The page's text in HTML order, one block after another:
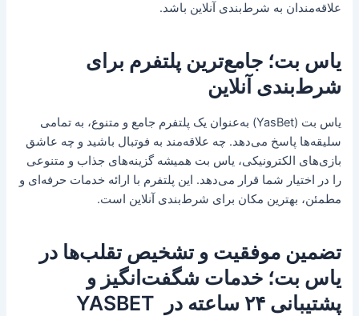
علاقه‌مندان به شرط‌بندی آنلاین باشد.
یاس بت؛ جامع‌ترین پلتفرم برای
شرط‌بندی آنلاین
یاس بت (YasBet) به‌عنوان یک پلتفرم جامع و متنوع، به تمامی
سلیقه‌ها پاسخ می‌دهد. چه علاقه‌مند به فوتبال باشید و چه عاشق
بازی‌های الکترونیکی، یاس بت همیشه گزینه‌های جذاب و متنوعی
را در اختیار شما قرار می‌دهد. این پلتفرم با ارائه خدمات حرفه‌ای و
مطمئن، بهترین مکان برای شرط‌بندی آنلاین است.
تضمین موفقیت و تشخیص تقلب‌ها در
یاس بت؛ خدمات شگفت‌انگیز و
پشتیبانی ۲۴ ساعته در YASBET